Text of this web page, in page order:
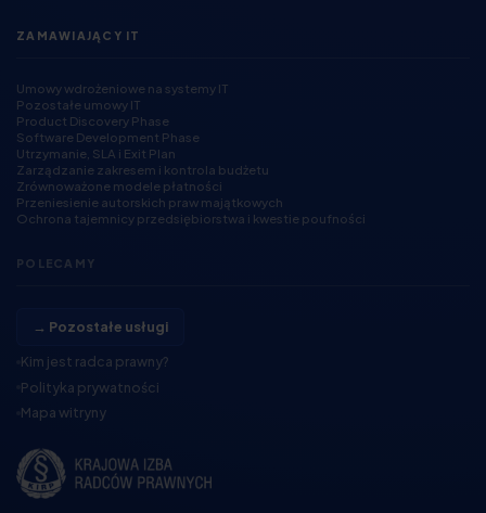
ZAMAWIAJĄCY IT
Umowy wdrożeniowe na systemy IT
Pozostałe umowy IT
Product Discovery Phase
Software Development Phase
Utrzymanie, SLA i Exit Plan
Zarządzanie zakresem i kontrola budżetu
Zrównoważone modele płatności
Przeniesienie autorskich praw majątkowych
Ochrona tajemnicy przedsiębiorstwa i kwestie poufności
POLECAMY
→ Pozostałe usługi
Kim jest radca prawny?
Polityka prywatności
Mapa witryny